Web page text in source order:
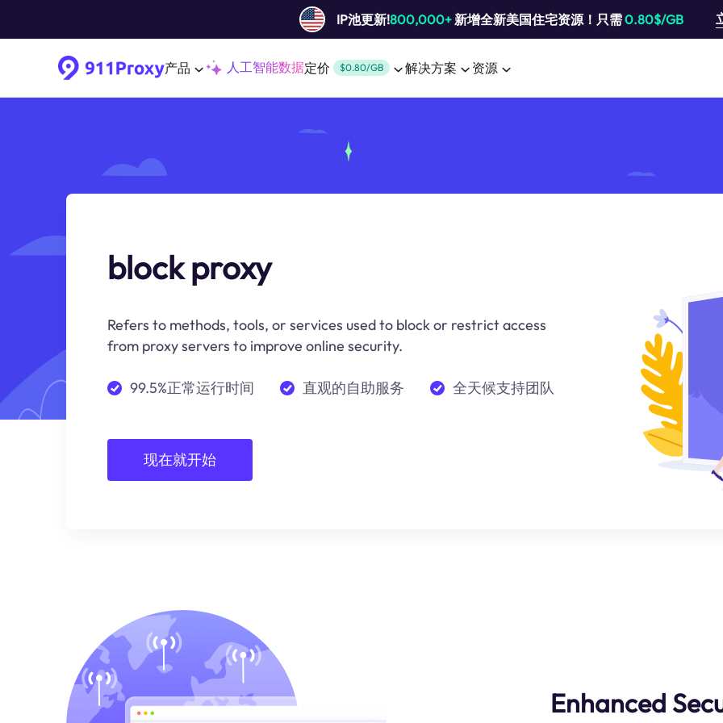
IP池更新!800,000+新增全新美国住宅资源！只需0.80$/GB
产品 人工智能数据定价 $0.80/GB 解决方案 资源
block proxy
Refers to methods, tools, or services used to block or restrict access
from proxy servers to improve online security.
99.5%正常运行时间 直观的自助服务 全天候支持团队
现在就开始
Enhanced